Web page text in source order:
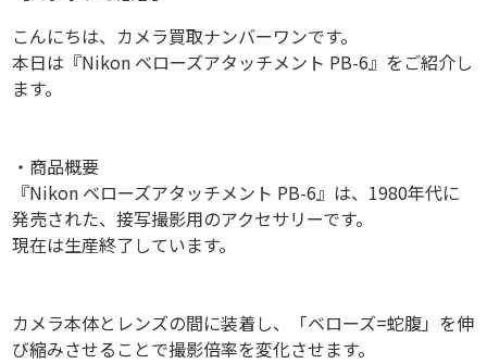
こんにちは、カメラ買取ナンバーワンです。
本日は『Nikon ベローズアタッチメント PB-6』をご紹介し
ます。
・商品概要
『Nikon ベローズアタッチメント PB-6』は、1980年代に
発売された、接写撮影用のアクセサリーです。
現在は生産終了しています。
カメラ本体とレンズの間に装着し、「ベローズ=蛇腹」を伸
び縮みさせることで撮影倍率を変化させます。